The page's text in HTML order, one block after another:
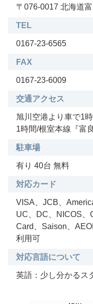
〒076-0017 北海道
TEL
0167-23-6565
FAX
0167-23-6009
交通アクセス
旭川空港より車で1
1時間/根室本線『富
駐車場
有り 40台 無料
対応カード
VISA、JCB、
UC、DC、NICOS、
Card、Saison、
利用可
対応言語について
英語：少し分かるス